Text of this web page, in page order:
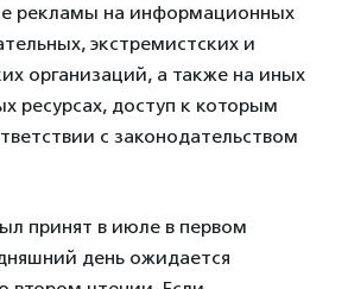
рекламы на информационных
экстремистских и
организаций, а также на иных
ресурсах, доступ к которым
с законодательством
принят в июле в первом
день ожидается